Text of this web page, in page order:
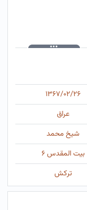
۱۳۶۷/۰۲/۲۶
عراق
شیخ محمد
بیت المقدس ۶
ترکش